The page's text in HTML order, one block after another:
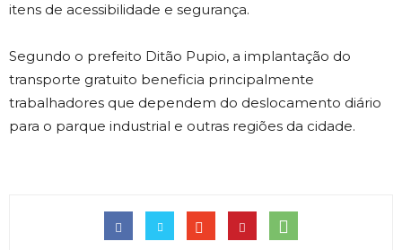
itens de acessibilidade e segurança.
Segundo o prefeito Ditão Pupio, a implantação do
transporte gratuito beneficia principalmente
trabalhadores que dependem do deslocamento diário
para o parque industrial e outras regiões da cidade.